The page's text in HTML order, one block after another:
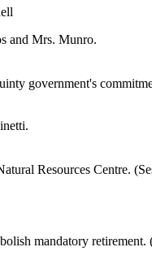
and Mrs. Munro.
government's
Resources Centre.
mandatory retirement.